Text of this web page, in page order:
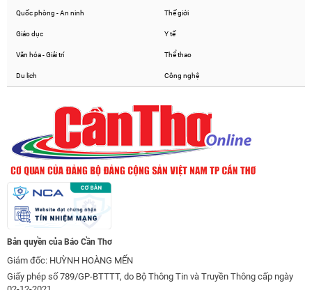
Quốc phòng - An ninh Thế giới
Giáo dục Y tế
Văn hóa - Giải trí Thể thao
Du lịch Công nghệ
Bản quyền của Báo Cần Thơ
Giám đốc: HUỲNH HOÀNG MẾN
Giấy phép số 789/GP-BTTTT, do Bộ Thông Tin và Truyền Thông cấp ngày